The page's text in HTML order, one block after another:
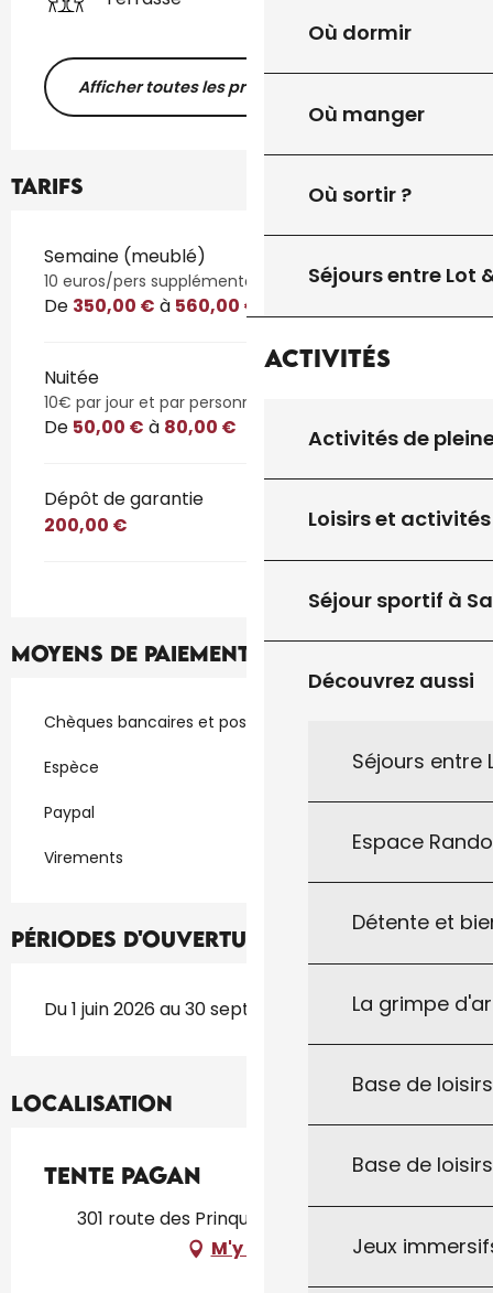
Où dormir
Où manger
Où sortir ?
Séjours entre Lot
Activités
Activités de
Loisirs et activités
Séjour sportif à
Découvrez aussi
Séjours entre
Espace
Détente et
La grimpe
Base de
Base de
Jeux
Afficher toutes les prestations
Tarifs
Tarifs 2026
Semaine (meublé)
10 euros/pers supplémentaire.
De 350,00 € à 560,00 €
Nuitée
10€ par jour et par personne en plus
De 50,00 € à 80,00 €
Dépôt de garantie
200,00 €
Moyens de paiement
Chèques bancaires et postaux
Espèce
Paypal
Virements
Périodes d'ouverture
Du 1 juin 2026 au 30 septembre 2026
Localisation
Tente Pagan
301 route des Prinquières, 46300 Fajoles
M'y rendre